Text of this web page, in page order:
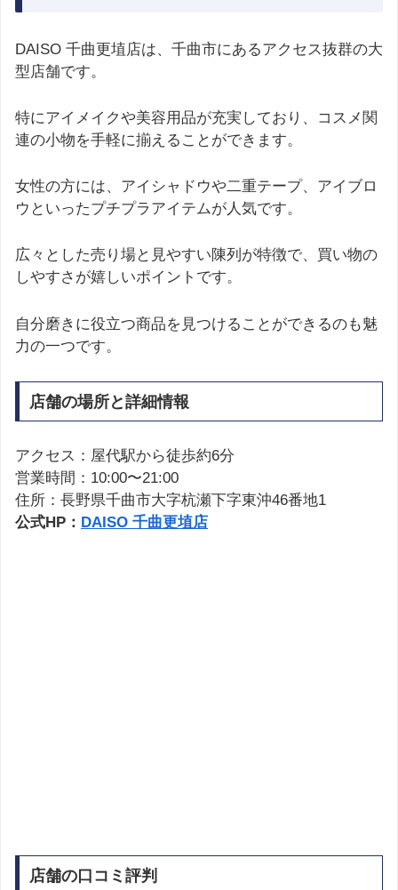
DAISO 千曲更埴店は、千曲市にあるアクセス抜群の大
型店舗です。
特にアイメイクや美容用品が充実しており、コスメ関
連の小物を手軽に揃えることができます。
女性の方には、アイシャドウや二重テープ、アイブロ
ウといったプチプラアイテムが人気です。
広々とした売り場と見やすい陳列が特徴で、買い物の
しやすさが嬉しいポイントです。
自分磨きに役立つ商品を見つけることができるのも魅
力の一つです。
店舗の場所と詳細情報
アクセス：屋代駅から徒歩約6分
営業時間：10:00〜21:00
住所：長野県千曲市大字杭瀬下字東沖46番地1
公式HP： DAISO 千曲更埴店
店舗の口コミ評判